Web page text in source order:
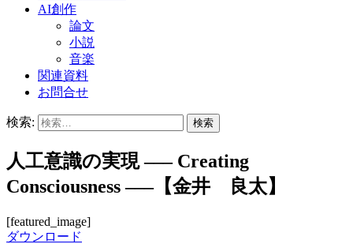
AI創作
論文
小説
音楽
関連資料
お問合せ
検索:
人工意識の実現 ––– Creating
Consciousness –––【金井 良太】
[featured_image]
ダウンロード